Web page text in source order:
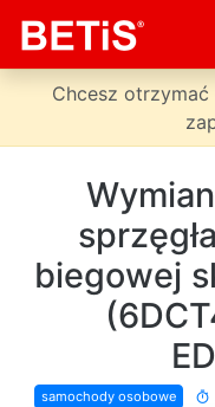
Chcesz
biegowej
samochody osobowe timer